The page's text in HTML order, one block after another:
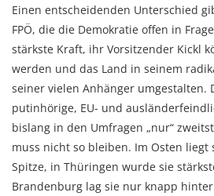
Einen entscheidenden Unterschied
FPÖ, die die Demokratie offen in
stärkste Kraft, ihr Vorsitzender Kickl
werden und das Land in seinem
seiner vielen Anhänger umgestalten.
putinhörige, EU- und
bislang in den Umfragen „nur“
muss nicht so bleiben. Im Osten liegt
Spitze, in Thüringen wurde sie
Brandenburg lag sie nur knapp hinter